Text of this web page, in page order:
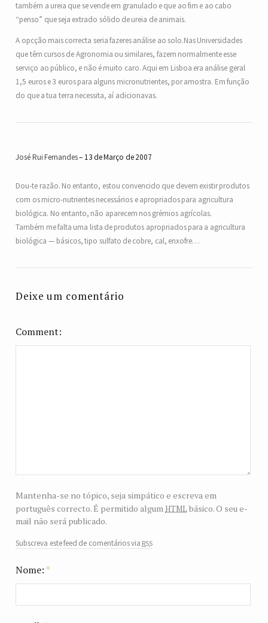
também a ureia que se vende em granulado e que ao fim e ao cabo
“penso” que seja extrado sólido de ureia de animais.
A opcção mais correcta seria fazeres análise ao solo.Nas Universidades
que têm cursos de Agronomia ou similares, fazem normalmente esse
serviço ao público, e não é muito caro. Aqui em Lisboa era análise geral
1,5 euros e 3 euros para alguns micronutrientes, por amostra. Em função
do que a tua terra necessita, aí adicionavas.
José Rui Fernandes 13 de Março de 2007
Dou-te razão. No entanto, estou convencido que devem existir produtos
com os micro-nutrientes necessários e apropriados para agricultura
biológica. No entanto, não aparecem nos grémios agrícolas.
Também me falta uma lista de produtos apropriados para a agricultura
biológica — básicos, tipo sulfato de cobre, cal, enxofre…
Deixe um comentário
Comment
Mantenha-se no tópico, seja simpático e escreva em
português correcto. É permitido algum htmlbásico. O seu e-
mail não será publicado.
Subscreva este feed de comentários via rss
Nome: *